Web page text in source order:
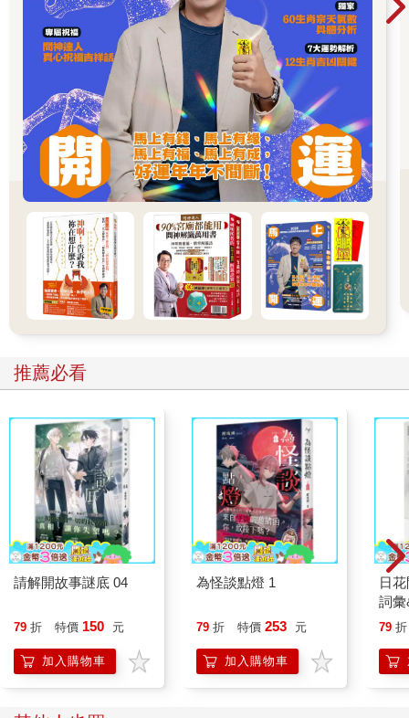
後來才知道，原來是境內的好兄弟們畏懼廣澤尊王、不敢來吃。
畢竟廣澤尊王是專門抓做壞事的孤魂野鬼的，威武的抓妖除鬼傳
說可說一堆，大概感覺就像警察局辦筵席，通緝犯也不敢來吃
吧，也因此西羅殿從此變成中元不辦普渡的廟了。
後來因為好兄弟不來吃，廣澤尊王親自出馬，去市區的境內巡
邏，把找到的孤魂野鬼們押回來吃普渡祭品。（真的五告派）
廟裡耆老後來討論，既然鬼都不來吃，那就不要舉辦好了，不然
難得放假還要被押來吃，好兄弟壓力肯定很大。
除了前面我聽到的口傳道士故事外，有網友來我粉專PO文下方留
言，熱心分享了西羅殿廟方老人口述的後續彩蛋。
廣澤尊王是怎麼把不敢來的好兄弟們趕來吃普渡的呢？
其實就是扛著廣澤尊王的大輦班（大轎班）去外面路上，把好兄
弟們趕來吃普渡（趕鬼）。
後來扛著轎的大輦班整晚在外面奔波，回到廟裡後，大老看他們
辛苦，就在普渡桌上取一塊豬肉，煮了一大鍋鹹粥給他們享用，
慰勞辛勞。
享用晚餐後，擲筊請示普渡是否圓滿了，卻發現擲不到筊。於是
開心，去恩公主面前抱怨。
人又怕我們來吃。」
後來受理了好兄弟們的客訴，交涉完後解決方案，大輦指示大夥
準備了鴨蛋，和一桶裝成跟小山一樣高的米，事情才圓滿落幕。
後來因為好兄弟懼怕廣澤尊王的威名，西羅殿要辦普渡時，就會
請廟裡的中壇元帥來執行。自從八仙彩和燈籠掛上中壇元帥的聖
號後，普渡擲筊都有筊了，可見好兄弟真的是對廣澤尊王很敬畏
啊！
推薦必看
請解開故事謎底 04
79 折 特價 150 元
加入購物車
為怪談點燈 1
79 折 特價 253 元
加入購物車
日
詞
79 折